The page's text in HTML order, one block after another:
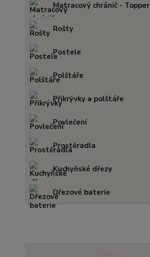
Matracový chránič - Topper
Rošty
Postele
Polštáře
Přikrývky a polštáře
Povlečení
Prostěradla
Kuchyňské dřezy
Dřezové baterie